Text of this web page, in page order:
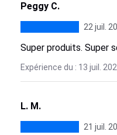
Peggy C.
22 juil.
Super produits. Super
Expérience du : 13 juil.
L. M.
21 juil.